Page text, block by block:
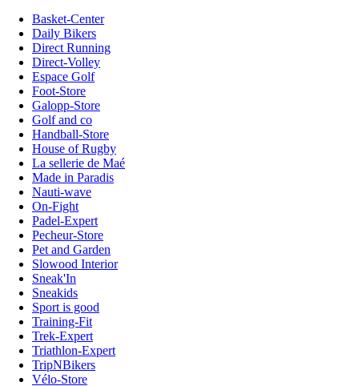
Basket-Center
Daily Bikers
Direct Running
Direct-Volley
Espace Golf
Foot-Store
Galopp-Store
Golf and co
Handball-Store
House of Rugby
La sellerie de Maé
Made in Paradis
Nauti-wave
On-Fight
Padel-Expert
Pecheur-Store
Pet and Garden
Slowood Interior
Sneak'In
Sneakids
Sport is good
Training-Fit
Trek-Expert
Triathlon-Expert
TripNBikers
Vélo-Store